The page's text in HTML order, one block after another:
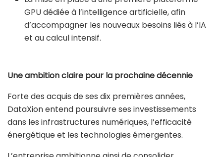
GPU dédiée à l’intelligence artificielle, afin
d’accompagner les nouveaux besoins liés à l’IA
et au calcul intensif.
Une ambition claire pour la prochaine décennie
Forte des acquis de ses dix premières années,
DataXion entend poursuivre ses investissements
dans les infrastructures numériques, l’efficacité
énergétique et les technologies émergentes.